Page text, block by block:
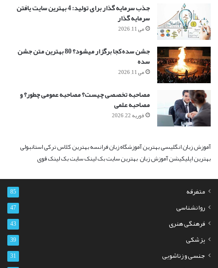
جذب سرمایه گذار برای تولید: 4 بهترین سایت یافتن
سرمایه گذار
می 11, 2026
جشن سده کجا برگزار میشود؟ 80 بهترین متن جشن
سده
می 11, 2026
مصاحبه تخصصی چیست؟ مصاحبه عمومی چطور؟ و
مصاحبه علمی
فوریه 22, 2026
آموزش زبان انگلیسیبهترین آموزشگاه زبان فرانسهبهترین کلاس ترکی استانبولی
بهترین اپلیکیشن آموزش زبانبهترین سایت بک لینکسایت بک لینک قوی
متفرقه 85
روانشناسی 47
فرهنگی هنری 43
پزشکی 39
جنسی و زناشویی 31